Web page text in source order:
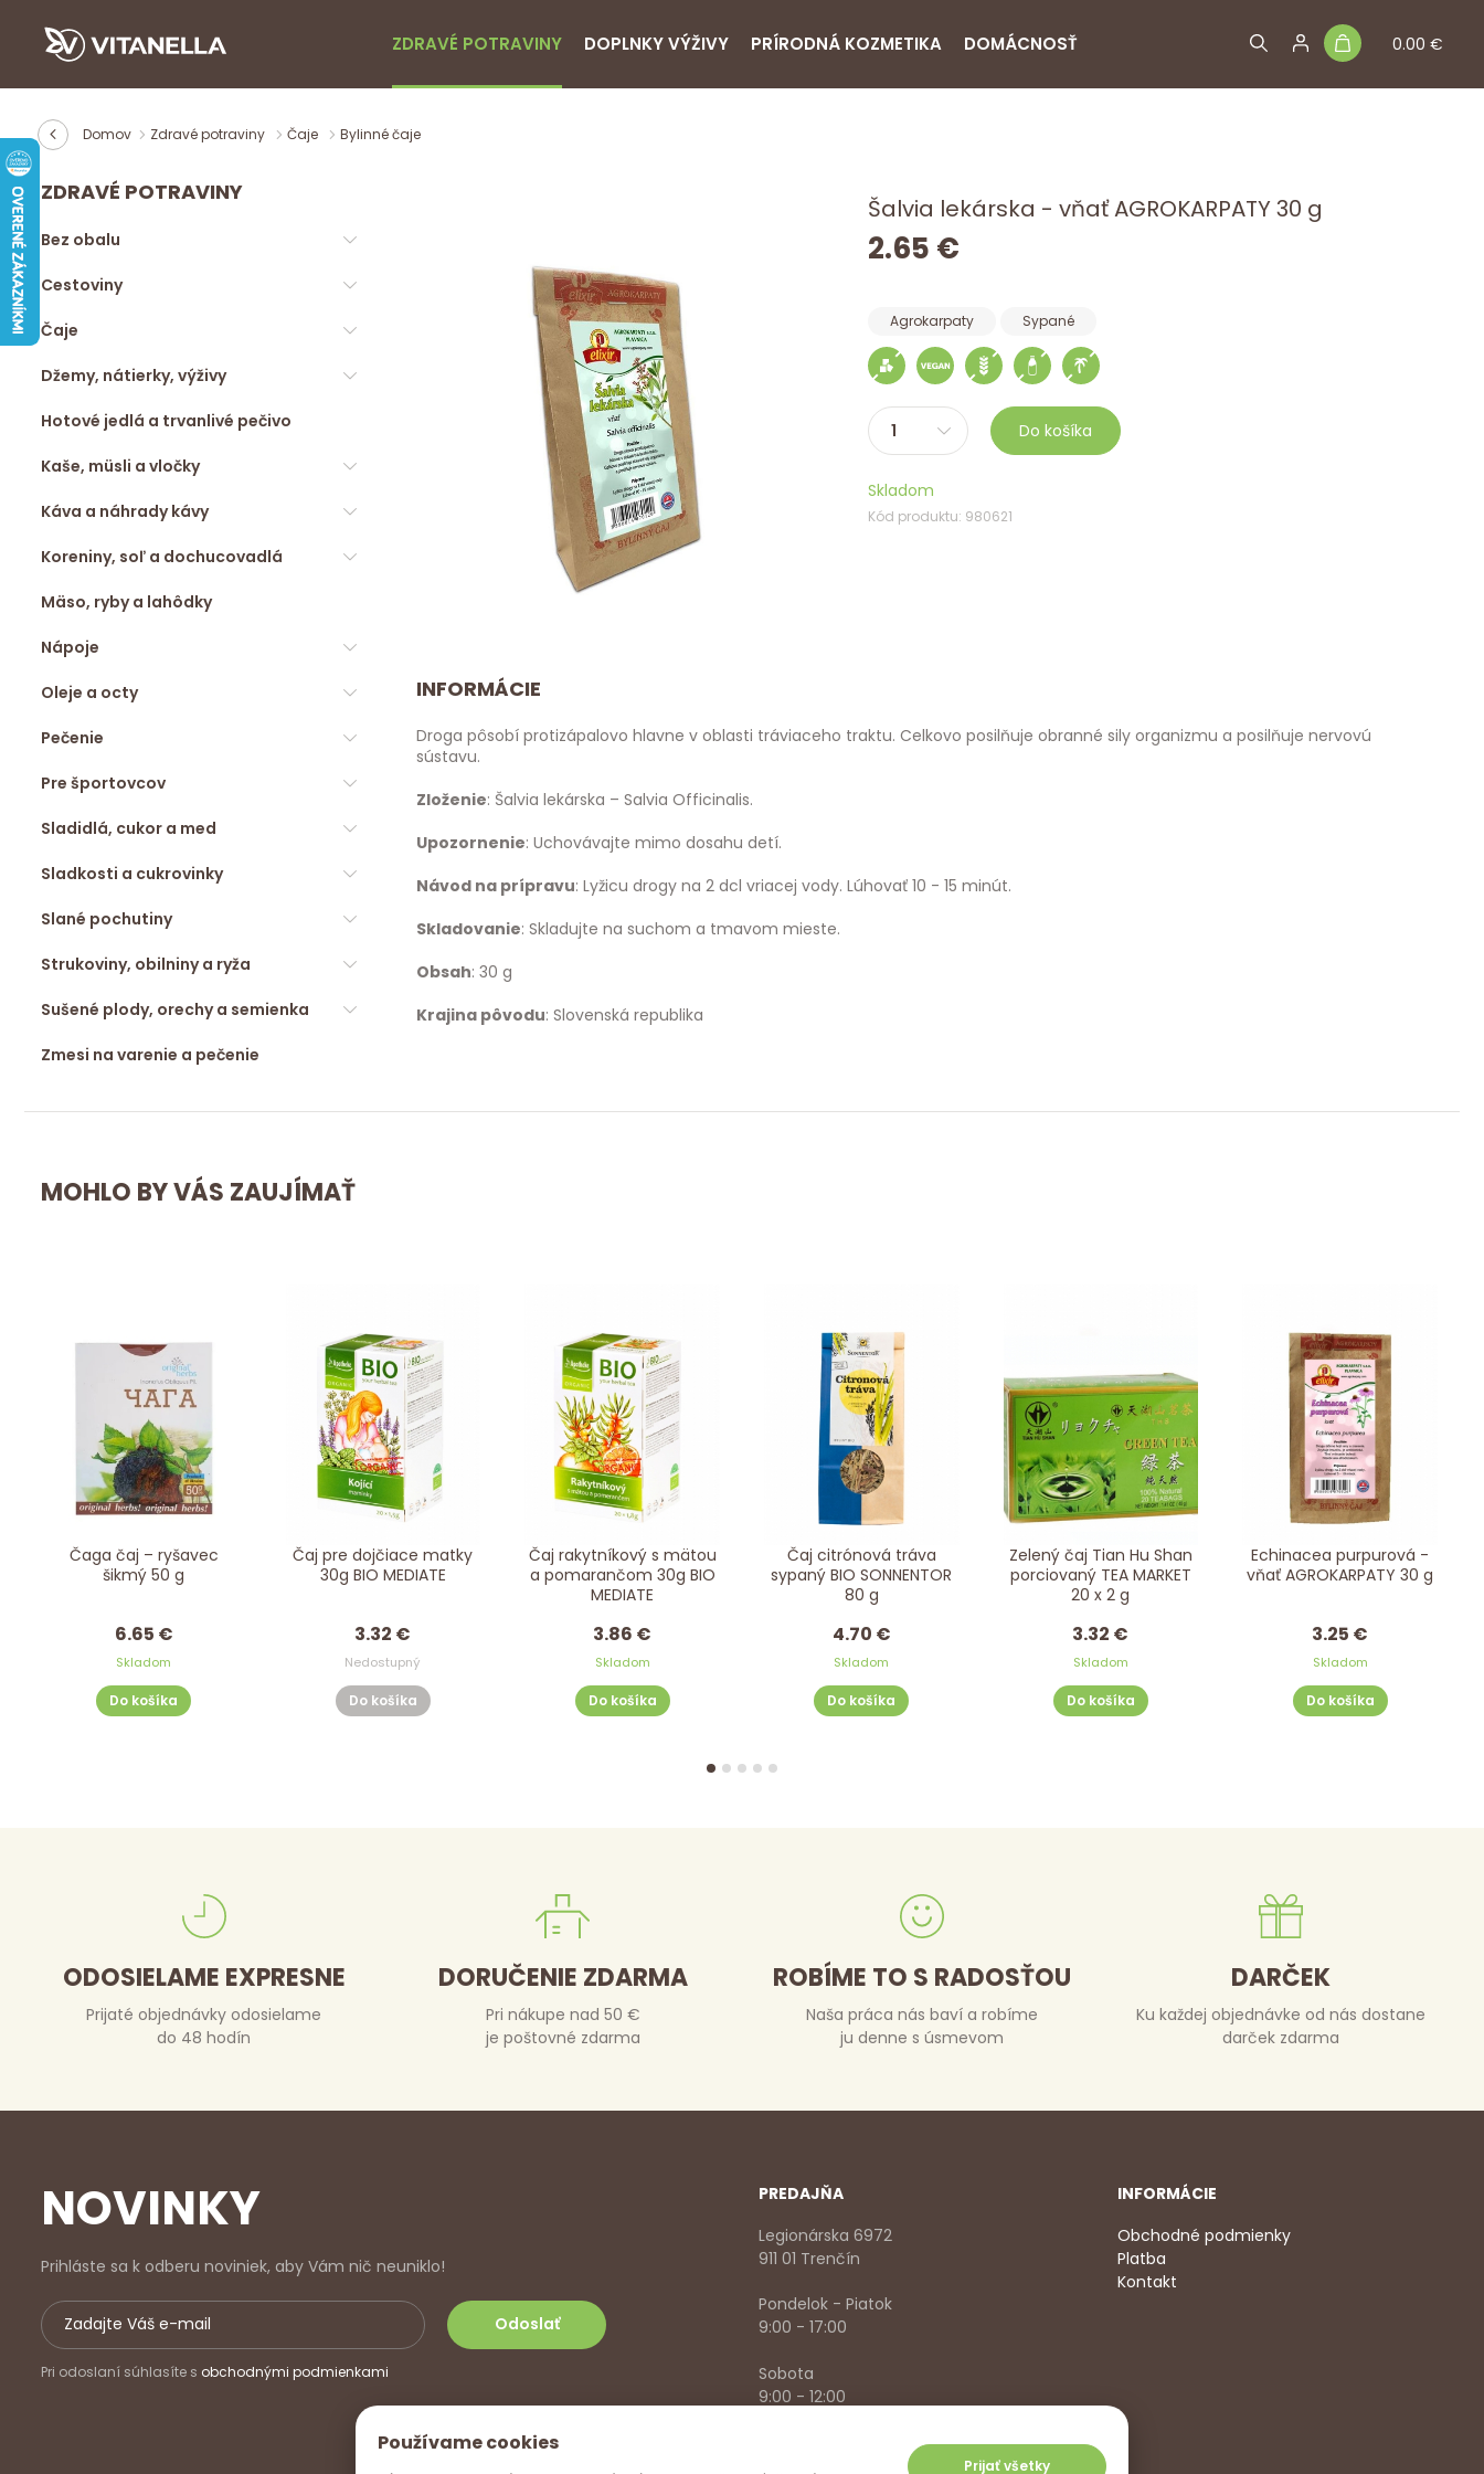
Používame cookies
Prijať všetky
0.00 €
ZDRAVÉ POTRAVINY DOPLNKY VÝŽIVY PRÍRODNÁ KOZMETIKA DOMÁCNOSŤ
Domov Zdravé potraviny Čaje Bylinné čaje
ZDRAVÉ POTRAVINY
Bez obalu
Cestoviny
Čaje
Džemy, nátierky, výživy
Hotové jedlá a trvanlivé pečivo
Kaše, müsli a vločky
Káva a náhrady kávy
Koreniny, soľ a dochucovadlá
Mäso, ryby a lahôdky
Nápoje
Oleje a octy
Pečenie
Pre športovcov
Sladidlá, cukor a med
Sladkosti a cukrovinky
Slané pochutiny
Strukoviny, obilniny a ryža
Sušené plody, orechy a semienka
Zmesi na varenie a pečenie
Šalvia lekárska - vňať AGROKARPATY 30 g
2.65 €
Agrokarpaty Sypané
Do košíka
Skladom
Kód produktu: 980621
INFORMÁCIE
Droga pôsobí protizápalovo hlavne v oblasti tráviaceho traktu. Celkovo posilňuje obranné sily organizmu a posilňuje nervovú
sústavu.
Zloženie: Šalvia lekárska – Salvia Officinalis.
Upozornenie: Uchovávajte mimo dosahu detí.
Návod na prípravu: Lyžicu drogy na 2 dcl vriacej vody. Lúhovať 10 - 15 minút.
Skladovanie: Skladujte na suchom a tmavom mieste.
Obsah: 30 g
Krajina pôvodu: Slovenská republika
MOHLO BY VÁS ZAUJÍMAŤ
Čaga čaj – ryšavec
šikmý 50 g
6.65 €
Skladom
Do košíka
Čaj pre dojčiace matky
30g BIO MEDIATE
3.32 €
Nedostupný
Do košíka
Čaj rakytníkový s mätou
a pomarančom 30g BIO
MEDIATE
3.86 €
Skladom
Do košíka
Čaj citrónová tráva
sypaný BIO SONNENTOR
80 g
4.70 €
Skladom
Do košíka
Zelený čaj Tian Hu Shan
porciovaný TEA MARKET
20 x 2 g
3.32 €
Skladom
Do košíka
Echinacea purpurová -
vňať AGROKARPATY 30 g
3.25 €
Skladom
Do košíka
ODOSIELAME EXPRESNE
Prijaté objednávky odosielame
do 48 hodín
DORUČENIE ZDARMA
Pri nákupe nad 50 €
je poštovné zdarma
ROBÍME TO S RADOSŤOU
Naša práca nás baví a robíme
ju denne s úsmevom
DARČEK
Ku každej objednávke od nás dostane
darček zdarma
NOVINKY
Prihláste sa k odberu noviniek, aby Vám nič neuniklo!
Pri odoslaní súhlasíte s obchodnými podmienkami
PREDAJŇA
Legionárska 6972
911 01 Trenčín
Pondelok - Piatok
9:00 - 17:00
Sobota
9:00 - 12:00
+421 915 572 350,
INFORMÁCIE
Obchodné podmienky
Platba
Kontakt